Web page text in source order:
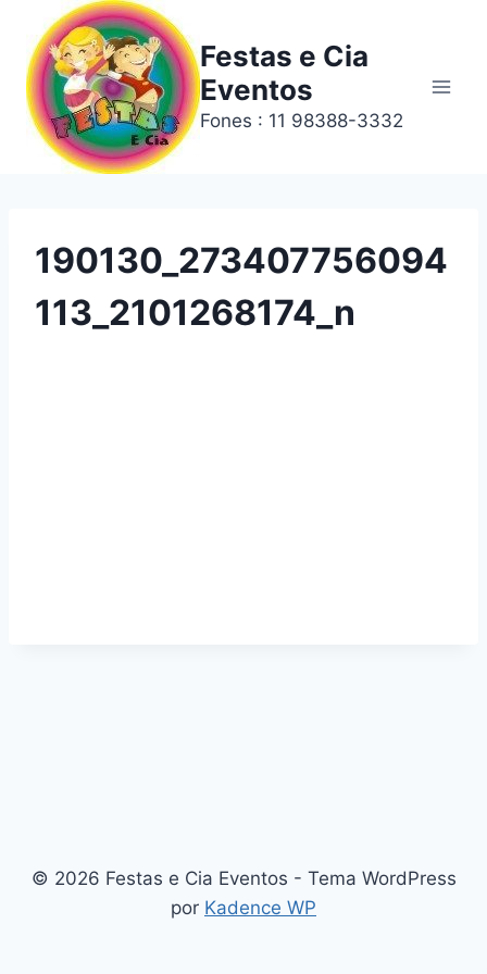
Festas e Cia
Eventos
Fones : 11 98388-3332
190130_273407756094
113_2101268174_n
© 2026 Festas e Cia Eventos - Tema WordPress
por Kadence WP